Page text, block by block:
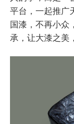
平台，一起推广
国漆，不再小众
承，让大漆之美